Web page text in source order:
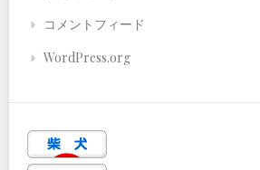
コメントフィード
WordPress.org